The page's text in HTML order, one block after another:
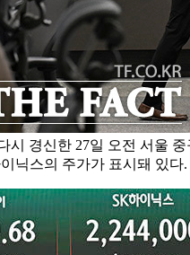
시 경신한 27일 오전 서울
닉스의 주가가 표시돼 있다